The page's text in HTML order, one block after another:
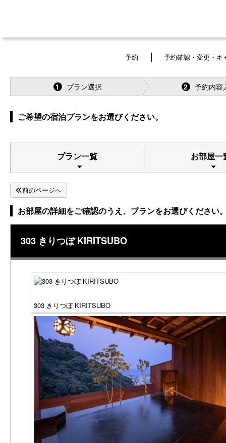
予約 予約確認・変更・キ
1 プラン選択 2 予約内容
ご希望の宿泊プランをお選びください。
プラン一覧 お部屋一
前のページへ
お部屋の詳細をご確認のうえ、プランをお選びください
303 きりつぼ KIRITSUBO
303 きりつぼ KIRITSUBO